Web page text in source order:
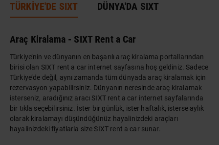
TÜRKİYE'DE SIXT DÜNYA'DA SIXT
Araç Kiralama - SIXT Rent a Car
Türkiye’nin ve dünyanın en başarılı araç kiralama portallarından
birisi olan SIXT rent a car internet sayfasına hoş geldiniz. Sadece
Türkiye’de değil, aynı zamanda tüm dünyada araç kiralamak için
rezervasyon yapabilirsiniz. Dünyanın neresinde araç kiralamak
isterseniz, aradığınız aracı SIXT rent a car internet sayfalarında
bir tıkla seçebilirsiniz. İster bir günlük, ister haftalık, isterse aylık
olarak kiralamayı düşündüğünüz hayalinizdeki araçları
hayalinizdeki fiyatlarla size SIXT rent a car sunar.